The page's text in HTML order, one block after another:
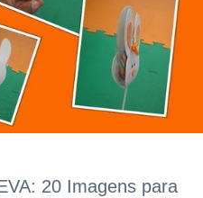
20 Imagens para